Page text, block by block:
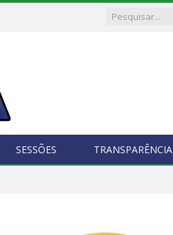
SESSÕES TRANSPARÊNCIA